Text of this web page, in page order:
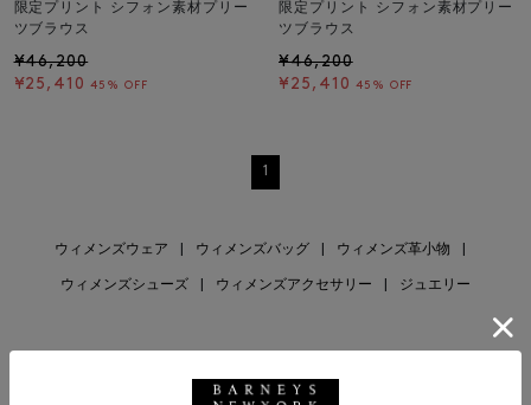
限定プリント シフォン素材プリー
ツブラウス
¥46,200
¥25,410 45% OFF
限定プリント シフォン素材プリー
ツブラウス
¥46,200
¥25,410 45% OFF
1
ウィメンズウェア ウィメンズバッグ ウィメンズ革小物
ウィメンズシューズ ウィメンズアクセサリー ジュエリー